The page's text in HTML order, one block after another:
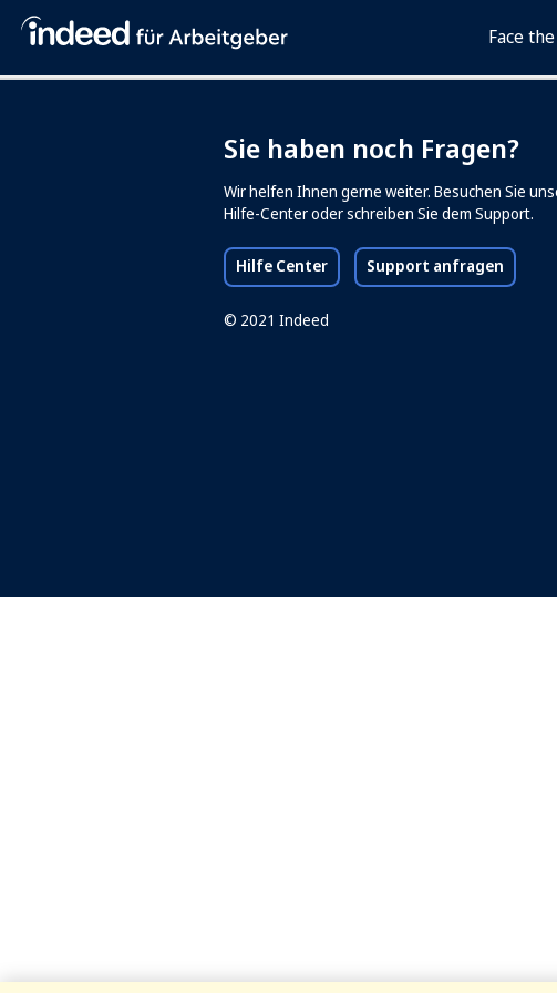
Face
Sie haben noch Fragen?
Wir helfen Ihnen gerne weiter. Besuchen Sie
Hilfe-Center oder schreiben Sie dem Support.
Hilfe Center (opens in a new tab)
Support anfragen
© 2021 Indeed